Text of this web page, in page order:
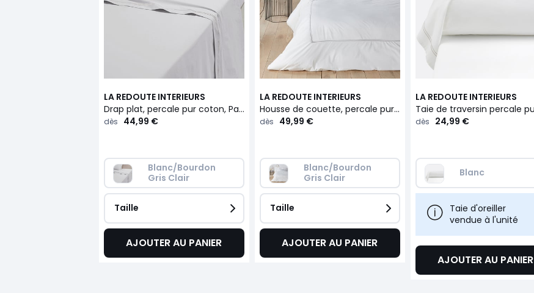
LA REDOUTE INTERIEURS
Drap plat, percale pur coton, Palace
dès 44,99 €
Blanc/Bourdon
Gris Clair
Taille
AJOUTER AU PANIER
LA REDOUTE INTERIEURS
Housse de couette, percale pur coton, Palace
dès 49,99 €
Blanc/Bourdon
Gris Clair
Taille
AJOUTER AU PANIER
LA REDOUTE INTERIEURS
dès 24,99 €
Blanc
Taie d'oreiller
vendue à l'unité
AJOUTER AU PANIER